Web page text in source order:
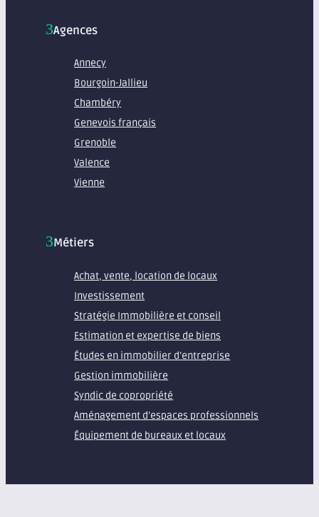
Agences
Annecy
Bourgoin-Jallieu
Chambéry
Genevois français
Grenoble
Valence
Vienne
Métiers
Achat, vente, location de locaux
Investissement
Stratégie Immobilière et conseil
Estimation et expertise de biens
Études en immobilier d’entreprise
Gestion immobilière
Syndic de copropriété
Aménagement d’espaces professionnels
Équipement de bureaux et locaux